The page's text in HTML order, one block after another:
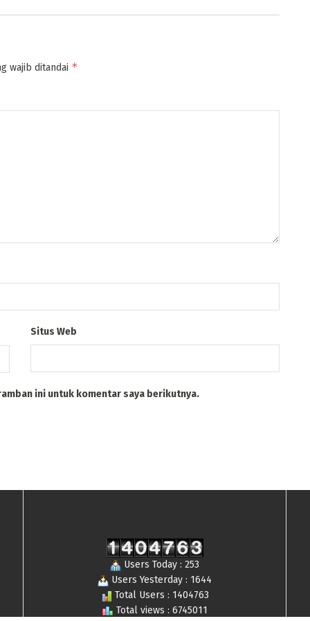
wajib ditandai *
Situs Web
ini untuk komentar saya berikutnya.
Users Today : 253
Users Yesterday : 1644
Total Users : 1404763
Total views : 6745011